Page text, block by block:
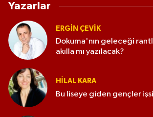
Yazarlar
ERGIN ÇEVİK
Dokuma'nın geleceği
akılla mı yazılacak?
HILAL KARA
Bu liseye giden gençler